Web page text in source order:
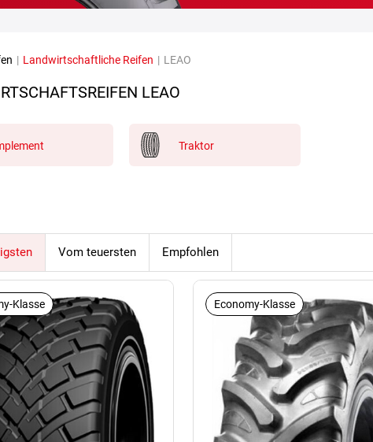
| Landwirtschaftliche Reifen | LEAO
LEAO
Traktor
Vom teuersten Empfohlen
Klasse Economy-Klasse